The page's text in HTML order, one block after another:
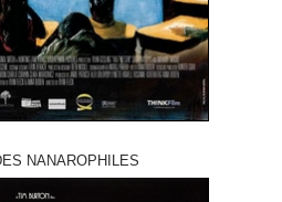
NANAROPHILES